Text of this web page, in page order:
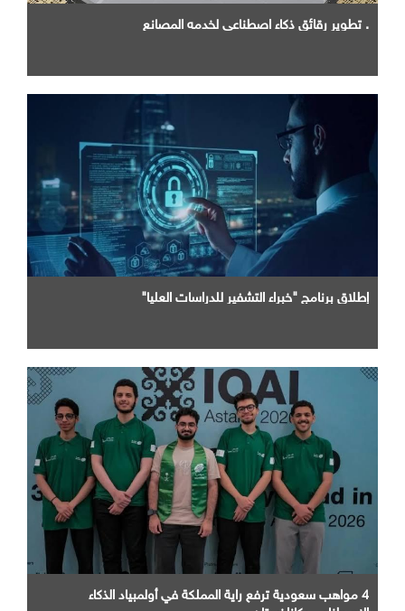
. تطوير رقائق ذكاء اصطناعي لخدمه المصانع
إطلاق برنامج "خبراء التشفير للدراسات العليا"
4 مواهب سعودية ترفع راية المملكة في أولمبياد الذكاء